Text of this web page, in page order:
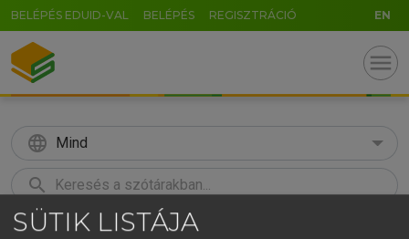
BELÉPÉS EDUID-VAL BELÉPÉS REGISZTRÁCIÓ EN
menu
language Mind
search
KERESÉS
SÜTIK LISTÁJA
GR